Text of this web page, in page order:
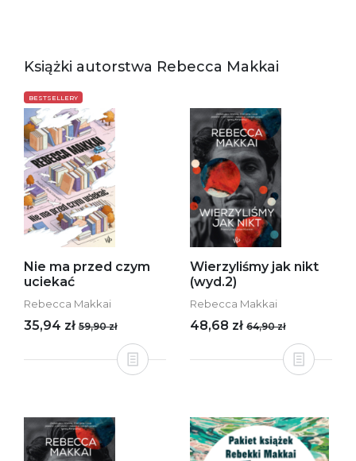
Książki autorstwa Rebecca Makkai
BESTSELLERY
Nie ma przed czym
uciekać
Rebecca Makkai
35,94 zł 59,90 zł
Wierzyliśmy jak nikt
(wyd.2)
Rebecca Makkai
48,68 zł 64,90 zł